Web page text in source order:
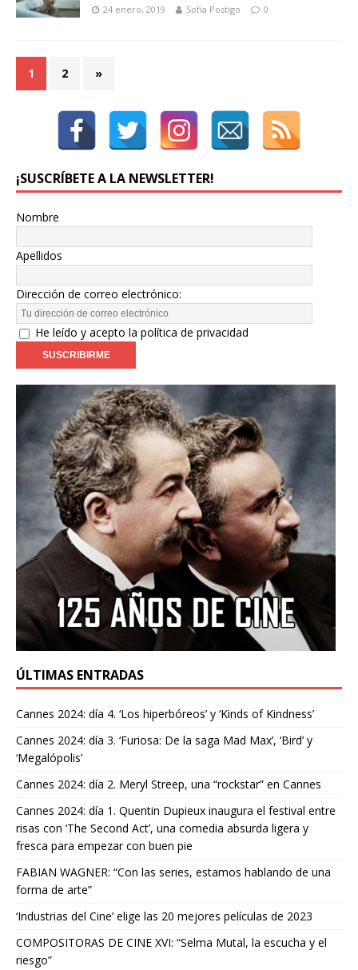
24 enero, 2019 Sofía Postigo 0
1 2 »
¡SUSCRÍBETE A LA NEWSLETTER!
Nombre
Apellidos
Dirección de correo electrónico:
He leído y acepto la política de privacidad
ÚLTIMAS ENTRADAS
Cannes 2024: día 4. ‘Los hiperbóreos’ y ‘Kinds of Kindness’
Cannes 2024: día 3. ‘Furiosa: De la saga Mad Max’, ‘Bird’ y
‘Megalópolis’
Cannes 2024: día 2. Meryl Streep, una “rockstar” en Cannes
Cannes 2024: día 1. Quentin Dupieux inaugura el festival entre
risas con ‘The Second Act’, una comedia absurda ligera y
fresca para empezar con buen pie
FABIAN WAGNER: “Con las series, estamos hablando de una
forma de arte”
‘Industrias del Cine’ elige las 20 mejores películas de 2023
COMPOSITORAS DE CINE XVI: “Selma Mutal, la escucha y el
riesgo”